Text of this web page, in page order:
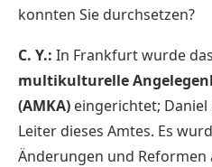
konnten Sie durchsetzen?
C. Y.: In Frankfurt wurde das
multikulturelle
(AMKA) eingerichtet;
Leiter dieses Amtes. Es
Änderungen und Reformen